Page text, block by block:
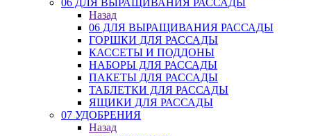
06 ДЛЯ ВЫРАЩИВАНИЯ РАССАДЫ
Назад
06 ДЛЯ ВЫРАЩИВАНИЯ РАССАДЫ
ГОРШКИ ДЛЯ РАССАДЫ
КАССЕТЫ И ПОДДОНЫ
НАБОРЫ ДЛЯ РАССАДЫ
ПАКЕТЫ ДЛЯ РАССАДЫ
ТАБЛЕТКИ ДЛЯ РАССАДЫ
ЯЩИКИ ДЛЯ РАССАДЫ
07 УДОБРЕНИЯ
Назад